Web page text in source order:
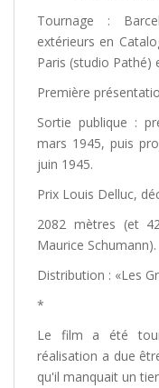
Tournage :
extérieurs en
Paris (studio Pathé)
Première
Sortie publique :
mars 1945, puis
juin 1945.
Prix Louis Delluc,
2082 mètres (et
Maurice Schumann).
Distribution : «Les
*
Le film a été
réalisation a due
qu'il manquait un